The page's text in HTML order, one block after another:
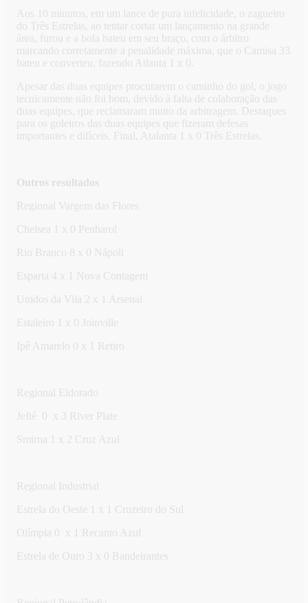
Aos 10 minutos, em um lance de pura infelicidade, o zagueiro
do Três Estrelas, ao tentar cortar um lançamento na grande
área, furou e a bola bateu em seu braço, com o árbitro
marcando corretamente a penalidade máxima, que o Camisa 33
bateu e converteu, fazendo Atlanta 1 x 0.
Apesar das duas equipes procurarem o caminho do gol, o jogo
tecnicamente não foi bom, devido à falta de colaboração das
duas equipes, que reclamaram muito da arbitragem. Destaques
para os goleiros das duas equipes que fizeram defesas
importantes e difíceis. Final, Atalanta 1 x 0 Três Estrelas.
Outros resultados
Regional Vargem das Flores
Chelsea 1 x 0 Penharol
Rio Branco 8 x 0 Nápoli
Esparta 4 x 1 Nova Contagem
Unidos da Vila 2 x 1 Arsenal
Estaleiro 1 x 0 Joinville
Ipê Amarelo 0 x 1 Retiro
Regional Eldorado
Jefté 0 x 3 River Plate
Smirna 1 x 2 Cruz Azul
Regional Industrial
Estrela do Oeste 1 x 1 Cruzeiro do Sul
Olímpia 0 x 1 Recanto Azul
Estrela de Ouro 3 x 0 Bandeirantes